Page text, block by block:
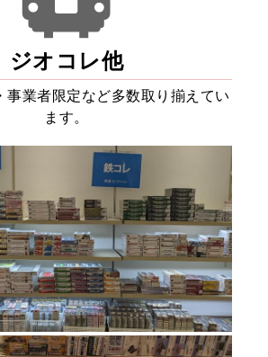
ジオコレ他
事業者限定など多数取り揃えてい
ます。